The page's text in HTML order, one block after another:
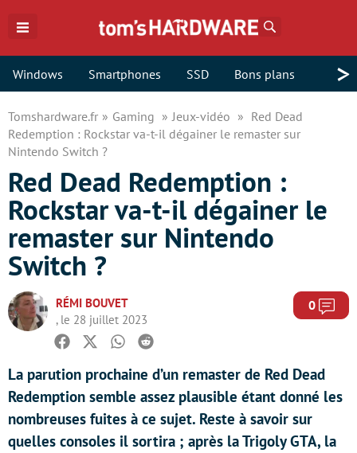
Windows Smartphones SSD Bons plans >
Tomshardware.fr Gaming Jeux-vidéo
Red Dead
Redemption : Rockstar va-t-il dégainer le remaster sur
Nintendo Switch ?
Red Dead Redemption :
Rockstar va-t-il dégainer le
remaster sur Nintendo
Switch ?
RÉMI BOUVET
, le 28 juillet 2023
0
Facebook
TwitterWhatsapp
Reddit
La parution prochaine d’un remaster de Red Dead
Redemption semble assez plausible étant donné les
nombreuses fuites à ce sujet. Reste à savoir sur
quelles consoles il sortira ; après la Trigoly GTA, la